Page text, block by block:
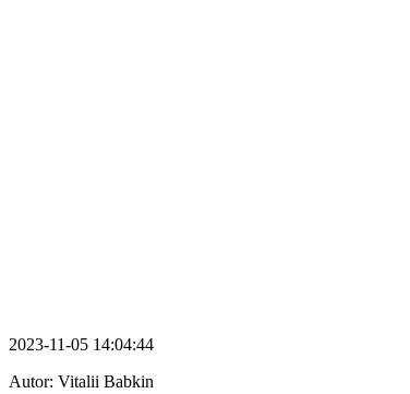
2023-11-05 14:04:44
Autor: Vitalii Babkin